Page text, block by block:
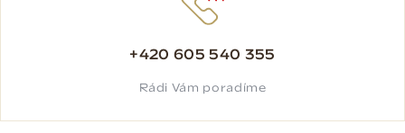
+420 605 540 355
Rádi Vám poradíme